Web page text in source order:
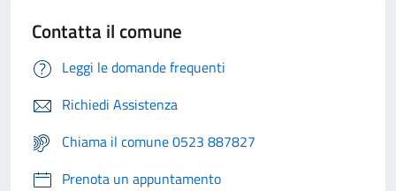
Contatta il comune
Leggi le domande frequenti
Richiedi Assistenza
Chiama il comune 0523 887827
Prenota un appuntamento